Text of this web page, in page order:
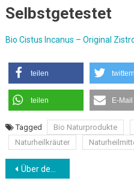
Selbstgetestet
Bio Cistus Incanus – Original
teilen twittern
teilen E-Mail
Tagged Bio Naturprodukte
Naturheilkräuter
Über den Anbieter LR Health & Beauty Systems